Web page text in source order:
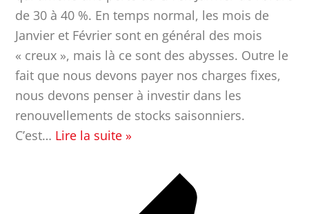
de 30 à 40 %. En temps normal, les mois de
Janvier et Février sont en général des mois
« creux », mais là ce sont des abysses. Outre le
fait que nous devons payer nos charges fixes,
nous devons penser à investir dans les
renouvellements de stocks saisonniers.
C’est… Lire la suite »